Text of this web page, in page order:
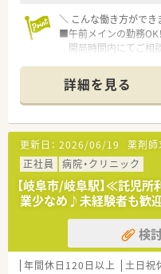
＼ こんな働き方ができ
■午前メインの勤務OK！
開局時間内にてご相談
ご家族との時間を確
＼ 働く環境について ／
■長良川の近く、穏や
■主にお隣の病院より
1日に40～50枚の処方
ます。
応需科目例：整形外科
胃腸外科・脳神経外科
ン科
■スタッフはとても仲
■岐阜市内を中心に、
■近隣に店舗もあり、
詳細を見る
更新日： 2026/06/19 薬剤師
正社員
病院・クリニック
【岐阜市/岐阜駅】≪託児
業少なめ♪未経験者も歓
検
年間休日120日以上 土日祝